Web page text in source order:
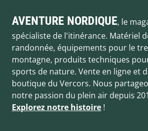
AVENTURE NORDIQUE, le
spécialiste de l'itinérance. Matériel
randonnée, équipements pour le
montagne, produits techniques
sports de nature. Vente en ligne et
boutique du Vercors. Nous
notre passion du plein air depuis
Explorez notre histoire !